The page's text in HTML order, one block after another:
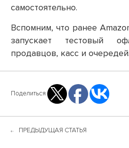
самостоятельно.
Вспомним, что ранее
запускает тестовый
продавцов, касс и очередей.
Поделиться
ПРЕДЫДУЩАЯ СТАТЬЯ